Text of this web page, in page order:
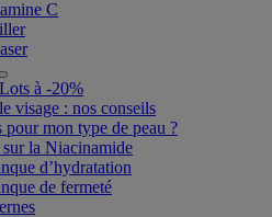
C
à -20%
visage : nos conseils
pour mon type de peau ?
la Niacinamide​
d’hydratation
de fermeté